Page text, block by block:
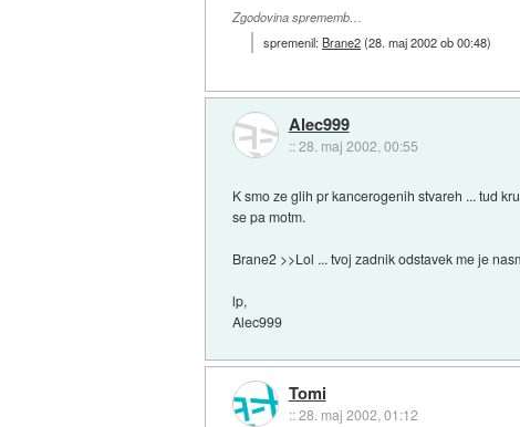
Zgodovina sprememb…
spremenil:Brane2(28. maj 2002 ob 00:48)
Alec999
::28. maj 2002, 00:55
K smo ze glih pr kancerogenih stvareh ... tud
se pa motm.
Brane2 >>Lol ... tvoj zadnik odstavek me je
lp,
Alec999
Tomi
::28. maj 2002, 01:12